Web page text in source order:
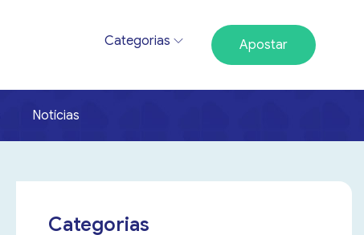
Categorias Apostar
Notícias
Categorias